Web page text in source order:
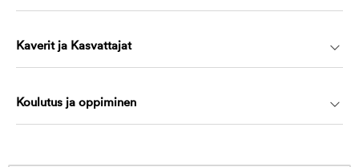
Kaverit ja Kasvattajat
Koulutus ja oppiminen